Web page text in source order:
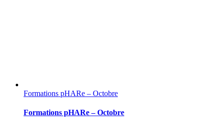
Formations pHARe – Octobre
Formations pHARe – Octobre